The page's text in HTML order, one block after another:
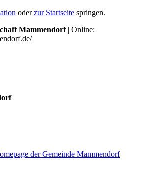
oderzur Startseite springen.
Mammendorf| Online: